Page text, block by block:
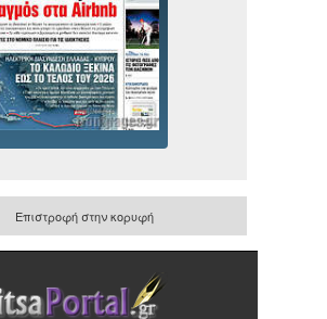
Επιστροφή στην κορυφή